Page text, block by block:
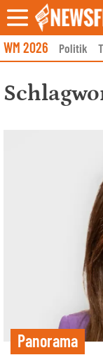
Skip
to
content
WM 2026 Politik
Panorama